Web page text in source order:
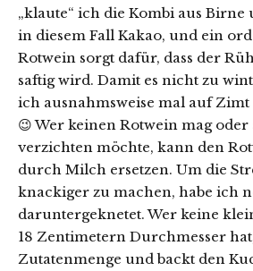
„klaute“ ich die Kombi aus Birne
in diesem Fall Kakao, und ein
Rotwein sorgt dafür, dass der
saftig wird. Damit es nicht zu
ich ausnahmsweise mal auf
😉 Wer keinen Rotwein mag
verzichten möchte, kann den
durch Milch ersetzen. Um die
knackiger zu machen, habe ich
daruntergeknetet. Wer keine
18 Zentimetern Durchmesser
Zutatenmenge und backt den